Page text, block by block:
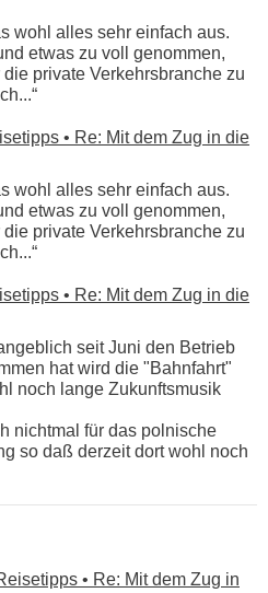
wohl alles sehr einfach aus.
etwas zu voll genommen,
private Verkehrsbranche zu
• Re: Mit dem Zug in die
wohl alles sehr einfach aus.
etwas zu voll genommen,
private Verkehrsbranche zu
• Re: Mit dem Zug in die
seit Juni den Betrieb
hat wird die "Bahnfahrt"
noch lange Zukunftsmusik
nichtmal für das polnische
so daß derzeit dort wohl noch
• Re: Mit dem Zug in